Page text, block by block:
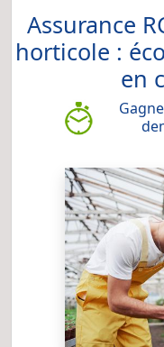
Assurance
horticole :
en